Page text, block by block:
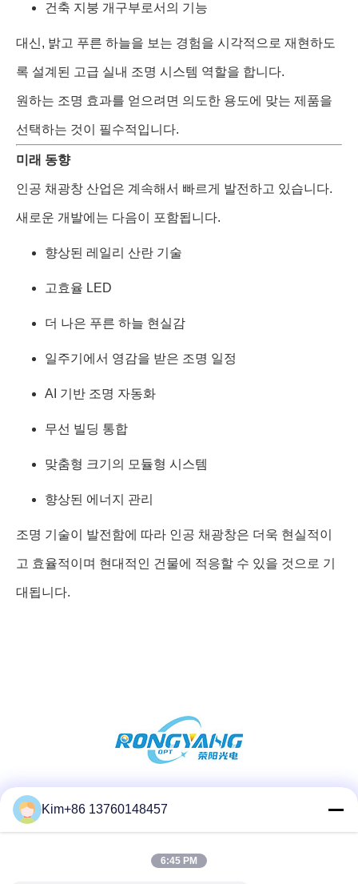
건축 지붕 개구부로서의 기능
대신, 밝고 푸른 하늘을 보는 경험을 시각적으로 재현하도
록 설계된 고급 실내 조명 시스템 역할을 합니다.
원하는 조명 효과를 얻으려면 의도한 용도에 맞는 제품을
선택하는 것이 필수적입니다.
미래 동향
인공 채광창 산업은 계속해서 빠르게 발전하고 있습니다.
새로운 개발에는 다음이 포함됩니다.
향상된 레일리 산란 기술
고효율 LED
더 나은 푸른 하늘 현실감
일주기에서 영감을 받은 조명 일정
AI 기반 조명 자동화
무선 빌딩 통합
맞춤형 크기의 모듈형 시스템
향상된 에너지 관리
조명 기술이 발전함에 따라 인공 채광창은 더욱 현실적이
고 효율적이며 현대적인 건물에 적응할 수 있을 것으로 기
대됩니다.​
소셜 미디어
Kim+86 13760148457
6:45 PM